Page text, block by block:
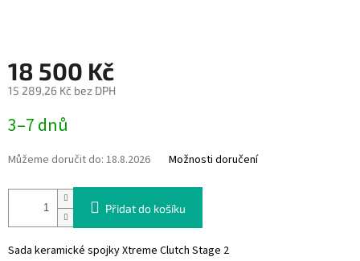
18 500 Kč
15 289,26 Kč bez DPH
cena:
3–7 dnů
Můžeme doručit do: 18.8.2026 Možnosti doručení
Přidat do košíku
Sada keramické spojky Xtreme Clutch Stage 2